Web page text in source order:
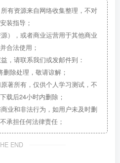
有资源来自网络收集整理，不对
装指导；
），或者商业运营用于其他商业
合法使用；
，请联系我们或发邮件到：
删除处理，敬请谅解；
著所有，仅供个人学习测试，不
载后24小时内删除；
业和非法行为，如用户未及时删
承担任何法律责任；
END